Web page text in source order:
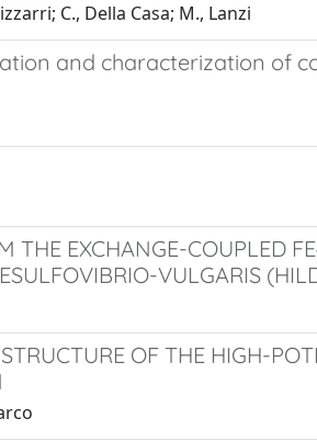
C., Della Casa; M., Lanzi
and characterization of
THE EXCHANGE-COUPLED
VULGARIS
OF THE HIGH-